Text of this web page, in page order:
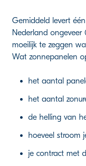
Gemiddeld levert
Nederland
moeilijk te zeggen
Wat zonnepanelen
het aantal
het aantal
de helling van
hoeveel stroom
je contract met